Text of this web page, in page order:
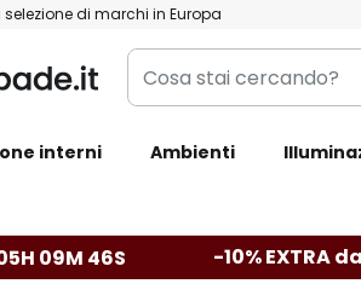
di marchi in Europa
Cosa
stai
interni Ambienti
09M 45S -10% EXTRA